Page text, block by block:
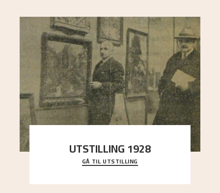
UTSTILLING 1928
Då Astrup døydde i 1928, tok vennene Moritz
Kaland og Simon Thorbjørnsen initiativ til å
GÅ TIL UTSTILLING